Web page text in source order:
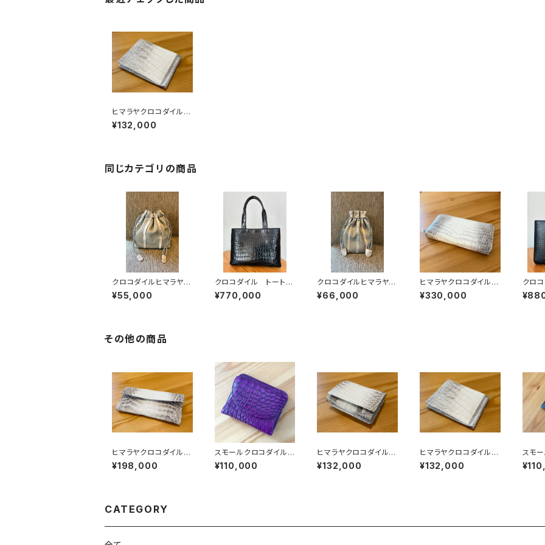
ヒマラヤクロコダイル
マネークリップ
¥132,000
同じカテゴリの商品
クロコダイルヒマラヤ
巾着バッグ イタリアン
シュリンクレザー
¥55,000
クロコダイル トートバ
ッグ 黒
¥770,000
クロコダイルヒマラヤ
巾着バッグ イタリアン
シュリンクレザー
¥66,000
ヒマラヤクロコダイル
無双 ラウンドファスナ
ーウォレット
¥330,000
クロ
ス
その他の商品
ヒマラヤクロコダイル
スマートウォレット
¥198,000
スモールクロコダイル
（ポロサス） 二つ折
り コンパクトウォレッ
¥110,000
ヒマラヤクロコダイル
三つ折り ミニウォレッ
ト
¥132,000
ヒマラヤクロコダイル
マネークリップ
¥132,000
スモ
(ポロ
ンパ
CATEGORY